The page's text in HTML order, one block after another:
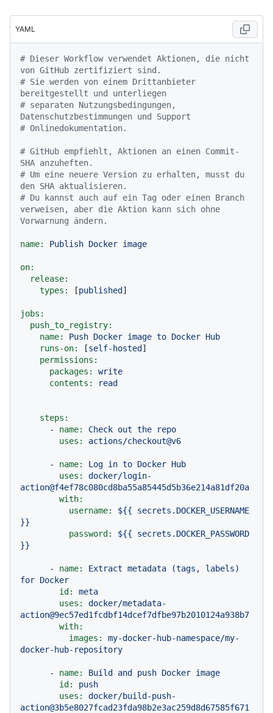
YAML
# Dieser Workflow verwendet Aktionen, die nicht
von GitHub zertifiziert sind.
# Sie werden von einem Drittanbieter
bereitgestellt und unterliegen
# separaten Nutzungsbedingungen,
Datenschutzbestimmungen und Support
# Onlinedokumentation.
# GitHub empfiehlt, Aktionen an einen Commit-
SHA anzuheften.
# Um eine neuere Version zu erhalten, musst du
den SHA aktualisieren.
# Du kannst auch auf ein Tag oder einen Branch
verweisen, aber die Aktion kann sich ohne
Vorwarnung ändern.
name: Publish Docker image
on:
release:
types:
[published ]
jobs:
push_to_registry:
name:
Push Docker image to Docker Hub
runs-on:
[self-hosted ]
permissions:
packages:
write
contents:
read
steps:
-
name: Check out the
repo
uses:
actions/checkout@v6
- name: Log in to Docker Hub
uses:
docker/login-
action@f4ef78c080cd8ba55a85445d5b36e214a81df20a
with:
username:
${{
secrets.DOCKER_USERNAME
}}
password:
${{
secrets.DOCKER_PASSWORD
}}
- name: Extract metadata (tags,
labels)
for Docker
id:
meta
uses:
docker/metadata-
action@9ec57ed1fcdbf14dcef7dfbe97b2010124a938b7
with:
images:
my-docker-hub-namespace/my-
docker-hub-repository
- name: Build and push Docker image
id:
push
uses:
docker/build-push-
action@3b5e8027fcad23fda98b2e3ac259d8d67585f671